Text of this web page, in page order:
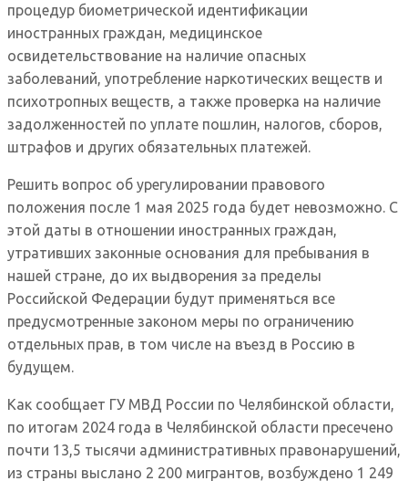
процедур биометрической идентификации
иностранных граждан, медицинское
освидетельствование на наличие опасных
заболеваний, употребление наркотических веществ и
психотропных веществ, а также проверка на наличие
задолженностей по уплате пошлин, налогов, сборов,
штрафов и других обязательных платежей.
Решить вопрос об урегулировании правового
положения после 1 мая 2025 года будет невозможно. С
этой даты в отношении иностранных граждан,
утративших законные основания для пребывания в
нашей стране, до их выдворения за пределы
Российской Федерации будут применяться все
предусмотренные законом меры по ограничению
отдельных прав, в том числе на въезд в Россию в
будущем.
Как сообщает ГУ МВД России по Челябинской области,
по итогам 2024 года в Челябинской области пресечено
почти 13,5 тысячи административных правонарушений,
из страны выслано 2 200 мигрантов, возбуждено 1 249